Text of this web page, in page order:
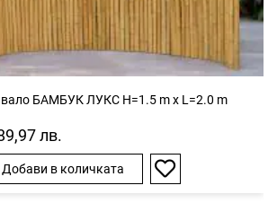
БАМБУК ЛУКС H=1.5 m x L=2.0 m
лв.
Добави в количката
Добави